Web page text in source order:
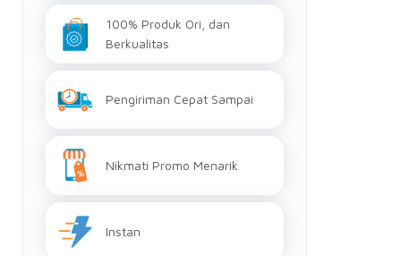
100% Produk Ori, dan
Berkualitas
Pengiriman Cepat Sampai
Nikmati Promo Menarik
Instan